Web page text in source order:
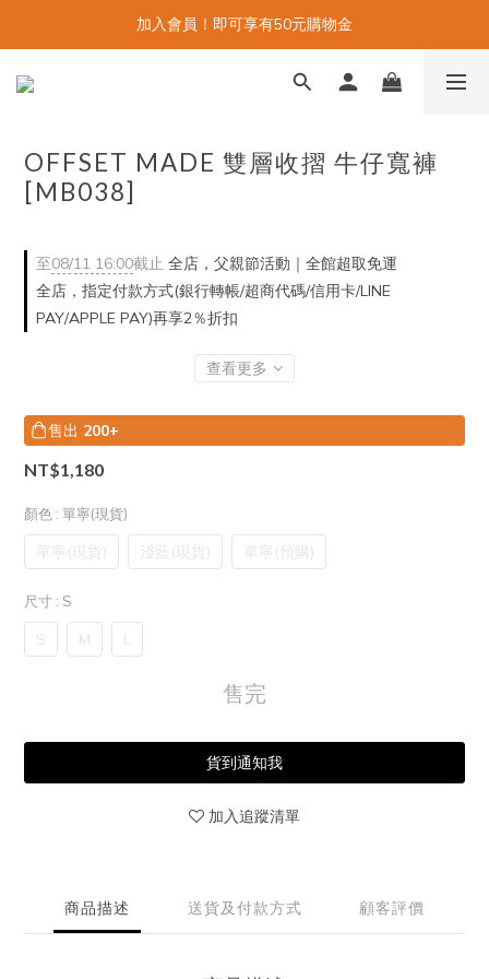
加入會員！即可享有50元購物金
OFFSET MADE 雙層收摺 牛仔寬褲
[MB038]
至08/11 16:00截止 全店，父親節活動｜全館超取免運
全店，指定付款方式(銀行轉帳/超商代碼/信用卡/LINE
PAY/APPLE PAY)再享2％折扣
查看更多
售出 200+
NT$1,180
顏色 : 單寧(現貨)
單寧(現貨) 淺藍(現貨) 單寧(預購)
尺寸 : S
S M L
售完
貨到通知我
加入追蹤清單
商品描述 送貨及付款方式 顧客評價